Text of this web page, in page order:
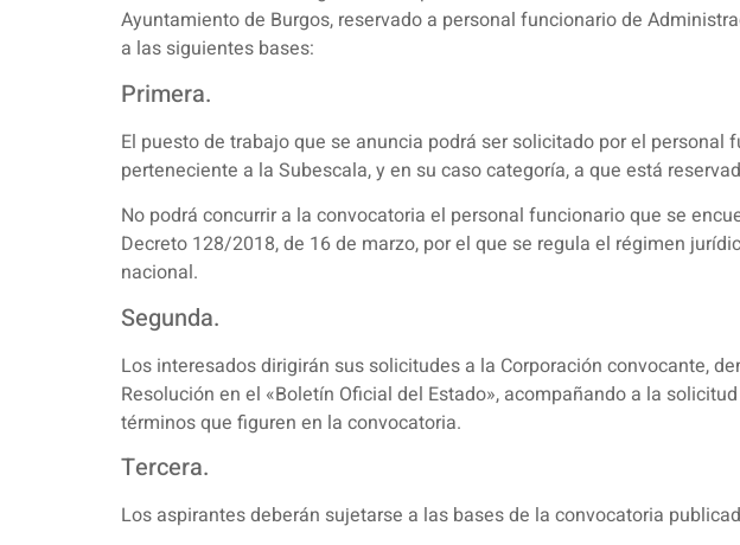
Ayuntamiento de Burgos, reservado a personal funcionario de
a las siguientes bases:
Primera.
El puesto de trabajo que se anuncia podrá ser solicitado por el
perteneciente a la Subescala, y en su caso categoría, a que está
No podrá concurrir a la convocatoria el personal funcionario que se
Decreto 128/2018, de 16 de marzo, por el que se regula el régimen
nacional.
Segunda.
Los interesados dirigirán sus solicitudes a la Corporación convocante,
Resolución en el «Boletín Oficial del Estado», acompañando a la
términos que figuren en la convocatoria.
Tercera.
Los aspirantes deberán sujetarse a las bases de la convocatoria